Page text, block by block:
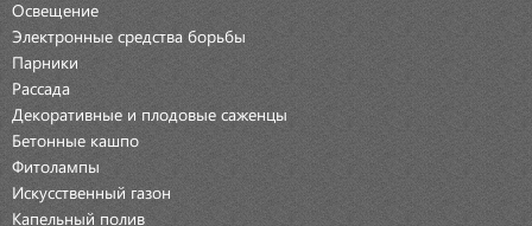
Освещение
Электронные средства борьбы
Парники
Рассада
Декоративные и плодовые саженцы
Бетонные кашпо
Фитолампы
Искусственный газон
Капельный полив